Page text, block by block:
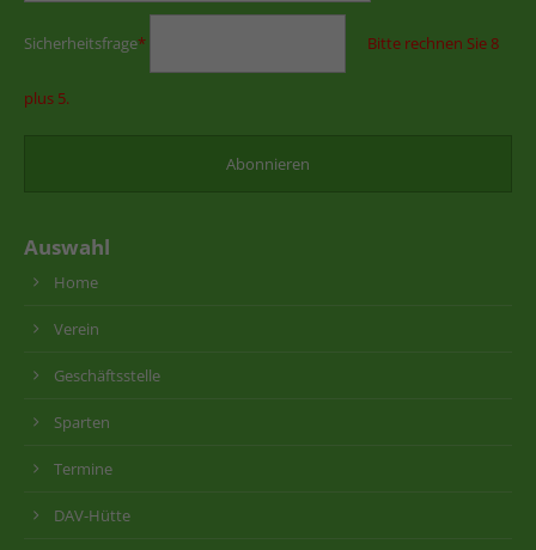
Sicherheitsfrage* Bitte rechnen Sie 8
plus 5.
Auswahl
Home
Verein
Geschäftsstelle
Sparten
Termine
DAV-Hütte